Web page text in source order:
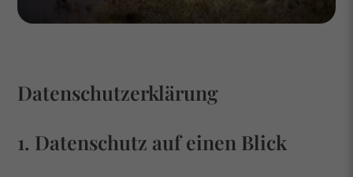
Datenschutz­erklärung
1. Datenschutz auf einen Blick